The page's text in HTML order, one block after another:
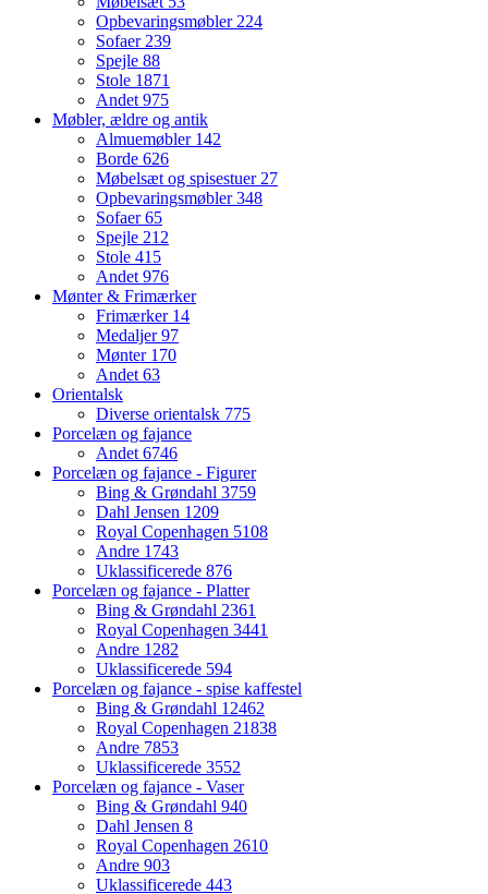
Opbevaringsmøbler 224
Sofaer 239
Spejle 88
Stole 1871
Andet 975
Møbler, ældre og antik
Almuemøbler 142
Borde 626
Møbelsæt og spisestuer 27
Opbevaringsmøbler348
Sofaer65
Spejle 212
Stole 415
Andet 976
Mønter & Frimærker
Frimærker 14
Medaljer97
Mønter 170
Andet 63
Orientalsk
Diverse orientalsk 775
Porcelæn og fajance
Andet 6746
Porcelæn og fajance - Figurer
Bing & Grøndahl 3759
Dahl Jensen 1209
Royal Copenhagen 5108
Andre 1743
Uklassificerede 876
Porcelæn og fajance - Platter
Bing & Grøndahl 2361
Royal Copenhagen 3441
Andre 1282
Uklassificerede 594
Porcelæn og fajance - spise kaffestel
Bing & Grøndahl 12462
Royal Copenhagen 21838
Andre 7853
Uklassificerede 3552
Porcelæn og fajance - Vaser
Bing & Grøndahl 940
Dahl Jensen 8
Royal Copenhagen 2610
Andre 903
Uklassificerede 443